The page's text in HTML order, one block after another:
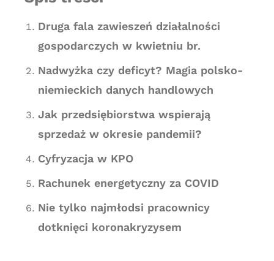
Druga fala zawieszeń działalności
gospodarczych w kwietniu br.
Nadwyżka czy deficyt? Magia polsko-
niemieckich danych handlowych
Jak przedsiębiorstwa wspierają
sprzedaż w okresie pandemii?
Cyfryzacja w KPO
Rachunek energetyczny za COVID
Nie tylko najmłodsi pracownicy
dotknięci koronakryzysem